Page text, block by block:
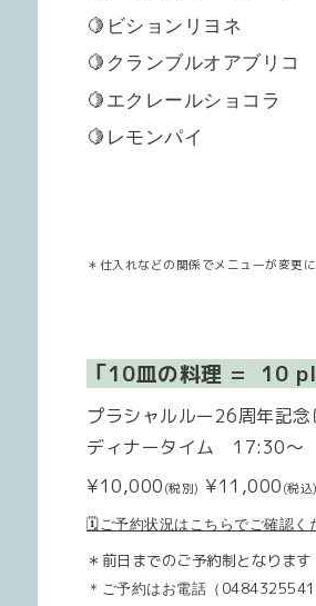
🍋ビションリヨネ
🍋クランブルオアブリコ
🍋エクレールショコラ
🍋レモンパイ
＊仕入れなどの関係でメニューが変更
「10皿の料理 = 10
プラシャルルー26周年記
ディナータイム 17:30〜
¥10,000 (税別) ¥11,000 (税込)
🗓️ご予約状況はこちらでご確認く
＊前日までのご予約制となります
＊ご予約は お電話（ 0484325541